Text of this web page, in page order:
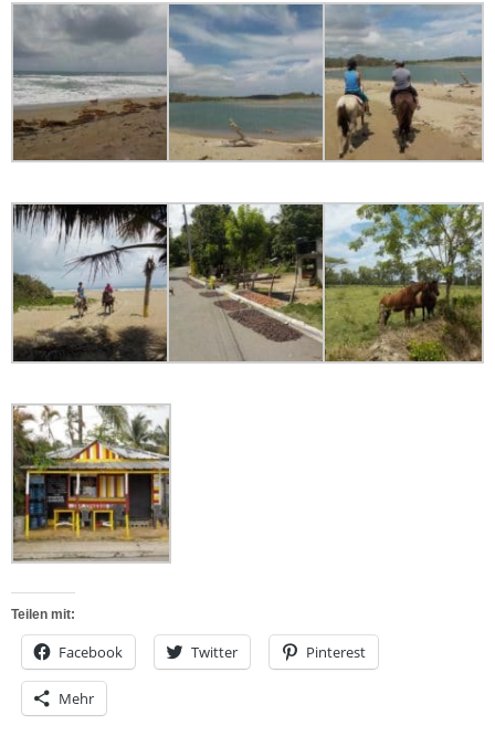
Teilen mit:
Facebook Twitter Pinterest
Mehr